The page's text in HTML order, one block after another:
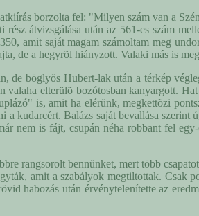
borzolta fel: "Milyen szám van a
átvizsgálása után az 561-es szám
amit saját magam számoltam meg
de a hegyrõl hiányzott. Valaki más is
de böglyös Hubert-lak után a térkép
valaha elterülõ bozótosban kanyargott.
is, amit ha elérünk, megkettõzi
a kudarcért. Balázs saját bevallása
nem is fájt, csupán néha robbant fel
rangsorolt bennünket, mert több
amit a szabályok megtiltottak.
habozás után érvénytelenítette az